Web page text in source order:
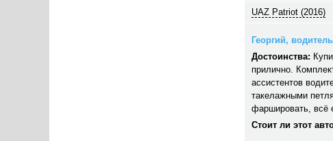
UAZ Patriot (2016)
Георгий,
Достоинства:
прилично.
ассистентов
такелажными
фаршировать, всё
Стоит ли этот